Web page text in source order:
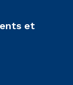
et